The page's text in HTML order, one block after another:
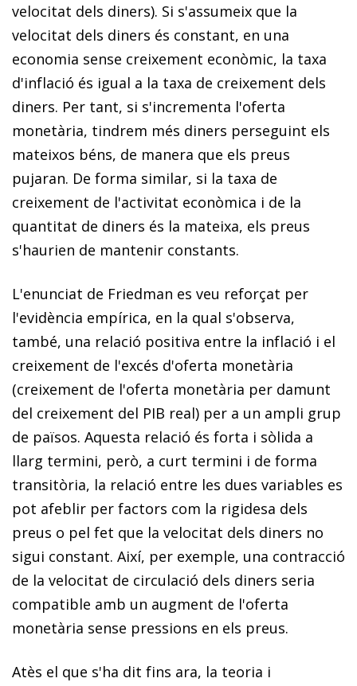
velocitat dels diners). Si s'assumeix que la
velocitat dels diners és constant, en una
economia sense creixement econòmic, la taxa
d'inflació és igual a la taxa de creixement dels
diners. Per tant, si s'incrementa l'oferta
monetària, tindrem més diners perseguint els
mateixos béns, de manera que els preus
pujaran. De forma similar, si la taxa de
creixement de l'activitat econòmica i de la
quantitat de diners és la mateixa, els preus
s'haurien de mantenir constants.
L'enunciat de Friedman es veu reforçat per
l'evidència empírica, en la qual s'observa,
també, una relació positiva entre la inflació i el
creixement de l'excés d'oferta monetària
(creixement de l'oferta monetària per damunt
del creixement del PIB real) per a un ampli grup
de països. Aquesta relació és forta i sòlida a
llarg termini, però, a curt termini i de forma
transitòria, la relació entre les dues variables es
pot afeblir per factors com la rigidesa dels
preus o pel fet que la velocitat dels diners no
sigui constant. Així, per exemple, una contracció
de la velocitat de circulació dels diners seria
compatible amb un augment de l'oferta
monetària sense pressions en els preus.
Atès el que s'ha dit fins ara, la teoria i